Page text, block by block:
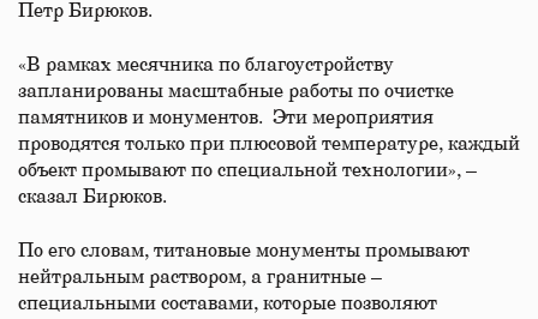
Петр Бирюков.
«В рамках месячника по благоустройству
запланированы масштабные работы по очистке
памятников и монументов. Эти мероприятия
проводятся только при плюсовой температуре, каждый
объект промывают по специальной технологии», –
сказал Бирюков.
По его словам, титановые монументы промывают
нейтральным раствором, а гранитные –
специальными составами, которые позволяют